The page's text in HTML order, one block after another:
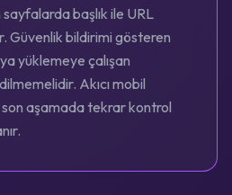
başlık ile URL
Güvenlik bildirimi gösteren
yüklemeye çalışan
Akıcı mobil
son aşamada tekrar kontrol